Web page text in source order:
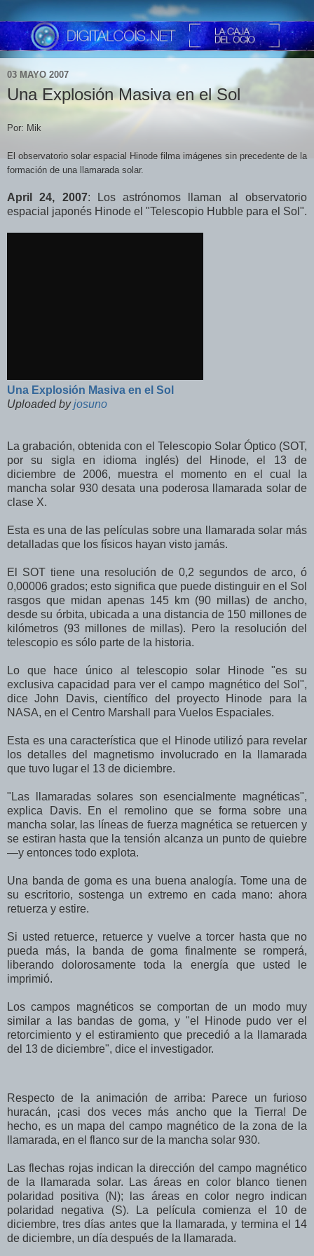
03 MAYO 2007
Una Explosión Masiva en el Sol
Por: Mik
El observatorio solar espacial Hinode filma imágenes sin precedente de la
formación de una llamarada solar.
April 24, 2007: Los astrónomos llaman al observatorio
espacial japonés Hinode el "Telescopio Hubble para el Sol".
Una Explosión Masiva en el Sol
Uploaded byjosuno
La grabación, obtenida con el Telescopio Solar Óptico (SOT,
por su sigla en idioma inglés) del Hinode, el 13 de
diciembre de 2006, muestra el momento en el cual la
mancha solar 930 desata una poderosa llamarada solar de
clase X.
Esta es una de las películas sobre una llamarada solar más
detalladas que los físicos hayan visto jamás.
El SOT tiene una resolución de 0,2 segundos de arco, ó
0,00006 grados; esto significa que puede distinguir en el Sol
rasgos que midan apenas 145 km (90 millas) de ancho,
desde su órbita, ubicada a una distancia de 150 millones de
kilómetros (93 millones de millas). Pero la resolución del
telescopio es sólo parte de la historia.
Lo que hace único al telescopio solar Hinode "es su
exclusiva capacidad para ver el campo magnético del Sol",
dice John Davis, científico del proyecto Hinode para la
NASA, en el Centro Marshall para Vuelos Espaciales.
Esta es una característica que el Hinode utilizó para revelar
los detalles del magnetismo involucrado en la llamarada
que tuvo lugar el 13 de diciembre.
"Las llamaradas solares son esencialmente magnéticas",
explica Davis. En el remolino que se forma sobre una
mancha solar, las líneas de fuerza magnética se retuercen y
se estiran hasta que la tensión alcanza un punto de quiebre
—y entonces todo explota.
Una banda de goma es una buena analogía. Tome una de
su escritorio, sostenga un extremo en cada mano: ahora
retuerza y estire.
Si usted retuerce, retuerce y vuelve a torcer hasta que no
pueda más, la banda de goma finalmente se romperá,
liberando dolorosamente toda la energía que usted le
imprimió.
Los campos magnéticos se comportan de un modo muy
similar a las bandas de goma, y "el Hinode pudo ver el
retorcimiento y el estiramiento que precedió a la llamarada
del 13 de diciembre", dice el investigador.
Respecto de la animación de arriba: Parece un furioso
huracán, ¡casi dos veces más ancho que la Tierra! De
hecho, es un mapa del campo magnético de la zona de la
llamarada, en el flanco sur de la mancha solar 930.
Las flechas rojas indican la dirección del campo magnético
de la llamarada solar. Las áreas en color blanco tienen
polaridad positiva (N); las áreas en color negro indican
polaridad negativa (S). La película comienza el 10 de
diciembre, tres días antes que la llamarada, y termina el 14
de diciembre, un día después de la llamarada.